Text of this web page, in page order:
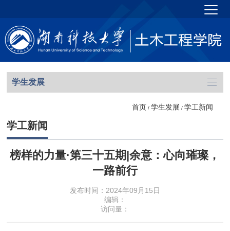
学生发展
首页 / 学生发展 / 学工新闻
学工新闻
榜样的力量·第三十五期|余意：心向璀璨，
一路前行
发布时间：2024年09月15日
编辑：
访问量：